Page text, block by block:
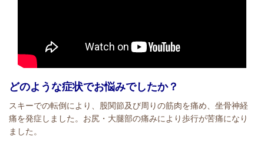
どのような症状でお悩みでしたか？
スキーでの転倒により、股関節及び周りの筋肉を痛め、坐骨神経
痛を発症しました。お尻・大腿部の痛みにより歩行が苦痛になり
ました。